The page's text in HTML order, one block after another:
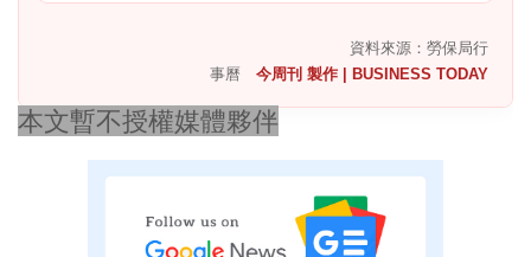
資料來源：勞保局行
事曆 今周刊 製作 | BUSINESS TODAY
本文暫不授權媒體夥伴